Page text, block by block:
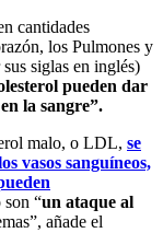
cantidades
los Pulmones y
siglas en inglés)
pueden dar
la sangre”.
malo, o LDL, se
vasos sanguíneos,
son “un ataque al
añade el